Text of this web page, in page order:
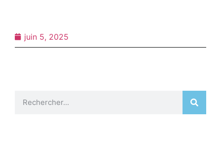
juin 5, 2025